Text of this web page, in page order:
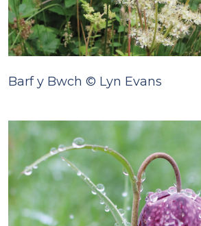
Barf y Bwch © Lyn Evans